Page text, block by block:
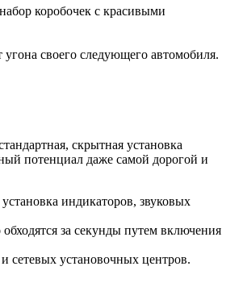
коробочек с красивыми
своего следующего автомобиля.
скрытная установка
потенциал даже самой дорогой и
индикаторов, звуковых
за секунды путем включения
сетевых установочных центров.